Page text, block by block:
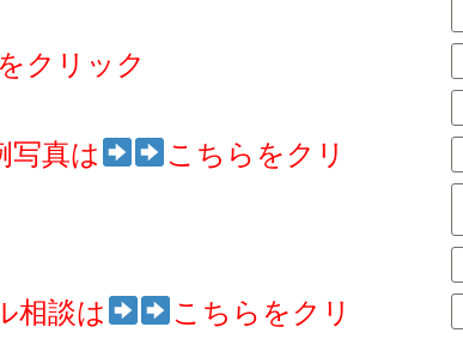
クリック
写真は こちらをクリ
相談は こちらをクリ